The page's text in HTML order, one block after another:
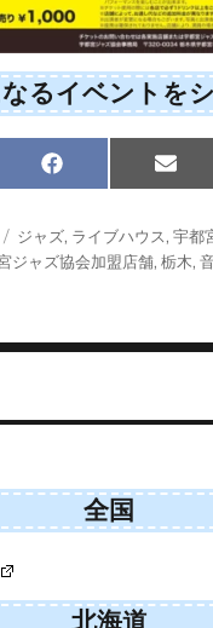
るイベントを
Share
on
F
a
e
b
o
on
E
m
i
l
タ
グ
ジャズ, ライブハウス,宇都
ジャズ協会加盟店舗,栃木,
全国
北海道